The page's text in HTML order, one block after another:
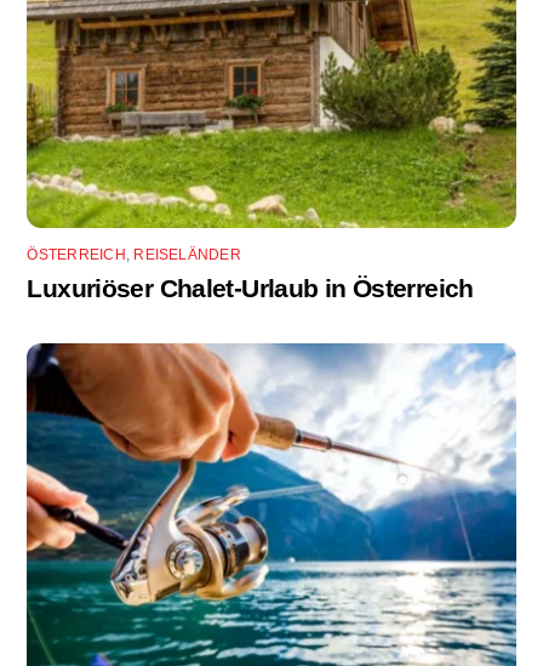
ÖSTERREICH , REISELÄNDER
Luxuriöser Chalet-Urlaub in Österreich